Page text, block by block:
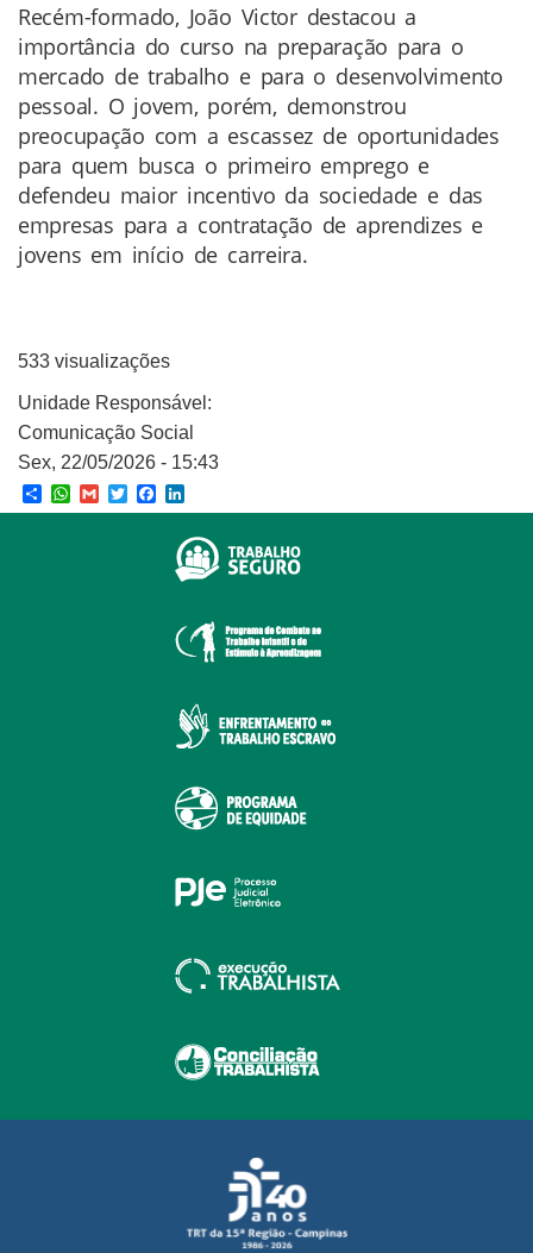
Recém-formado, João Victor destacou a
importância do curso na preparação para o
mercado de trabalho e para o desenvolvimento
pessoal. O jovem, porém, demonstrou
preocupação com a escassez de oportunidades
para quem busca o primeiro emprego e
defendeu maior incentivo da sociedade e das
empresas para a contratação de aprendizes e
jovens em início de carreira.
533 visualizações
Unidade Responsável:
Comunicação Social
Sex, 22/05/2026 - 15:43
ShareWhatsApp
GmailTwitterFacebook